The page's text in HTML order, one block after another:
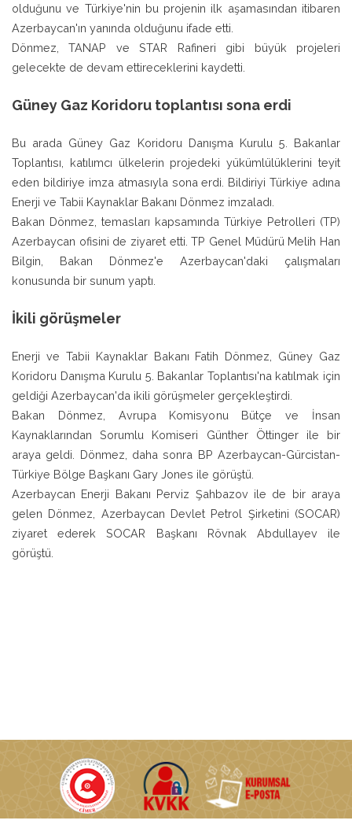
olduğunu ve Türkiye'nin bu projenin ilk aşamasından itibaren
Azerbaycan'ın yanında olduğunu ifade etti.
Dönmez, TANAP ve STAR Rafineri gibi büyük projeleri
gelecekte de devam ettireceklerini kaydetti.
Güney Gaz Koridoru toplantısı sona erdi
Bu arada Güney Gaz Koridoru Danışma Kurulu 5. Bakanlar
Toplantısı, katılımcı ülkelerin projedeki yükümlülüklerini teyit
eden bildiriye imza atmasıyla sona erdi. Bildiriyi Türkiye adına
Enerji ve Tabii Kaynaklar Bakanı Dönmez imzaladı.
Bakan Dönmez, temasları kapsamında Türkiye Petrolleri (TP)
Azerbaycan ofisini de ziyaret etti. TP Genel Müdürü Melih Han
Bilgin, Bakan Dönmez'e Azerbaycan'daki çalışmaları
konusunda bir sunum yaptı.
İkili görüşmeler
Enerji ve Tabii Kaynaklar Bakanı Fatih Dönmez, Güney Gaz
Koridoru Danışma Kurulu 5. Bakanlar Toplantısı'na katılmak için
geldiği Azerbaycan'da ikili görüşmeler gerçekleştirdi.
Bakan Dönmez, Avrupa Komisyonu Bütçe ve İnsan
Kaynaklarından Sorumlu Komiseri Günther Öttinger ile bir
araya geldi. Dönmez, daha sonra BP Azerbaycan-Gürcistan-
Türkiye Bölge Başkanı Gary Jones ile görüştü.
Azerbaycan Enerji Bakanı Perviz Şahbazov ile de bir araya
gelen Dönmez, Azerbaycan Devlet Petrol Şirketini (SOCAR)
ziyaret ederek SOCAR Başkanı Rövnak Abdullayev ile
görüştü.